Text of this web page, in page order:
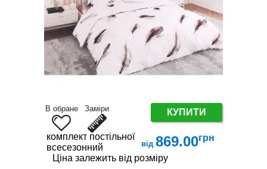
В обране Заміри КУПИТИ
комплект постільної білизни
всесезонний
від 869.00грн
Ціна залежить від розміру